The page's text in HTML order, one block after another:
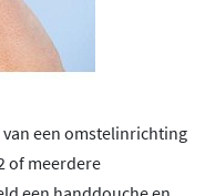
een omstelinrichting
of meerdere